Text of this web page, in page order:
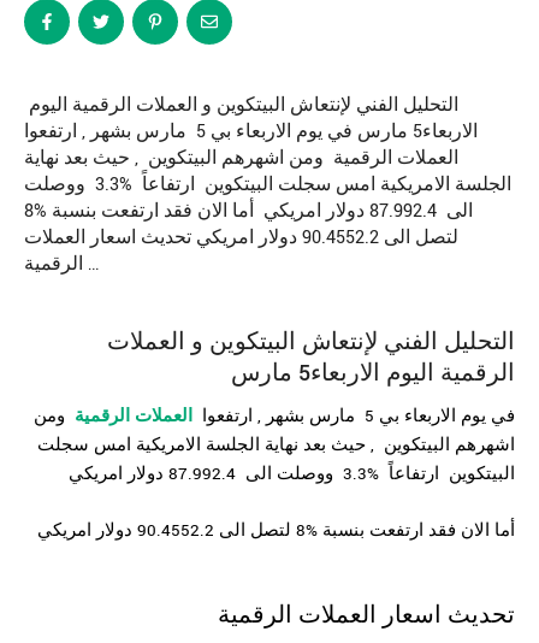
الاربعاء5 مارس في يوم الاربعاء بي 5 مارس بشهر , ارتفعوا
العملات الرقمية ومن اشهرهم البيتكوين , حيث بعد نهاية
الجلسة الامريكية امس سجلت البيتكوين ارتفاعاً %3.3 ووصلت
الى 87.992.4 دولار امريكي أما الان فقد ارتفعت بنسبة %8
لتصل الى 90.4552.2 دولار امريكي تحديث اسعار العملات
الرقمية …
التحليل الفني لإنتعاش البيتكوين و العملات
الرقمية اليوم الاربعاء5 مارس
في يوم الاربعاء بي 5 مارس بشهر , ارتفعوا العملات الرقمية ومن
اشهرهم البيتكوين , حيث بعد نهاية الجلسة الامريكية امس سجلت
البيتكوين ارتفاعاً %3.3 ووصلت الى 87.992.4 دولار
امريكي
أما الان فقد ارتفعت بنسبة %8 لتصل الى 90.4552.2 دولار امريكي
تحديث اسعار العملات الرقمية